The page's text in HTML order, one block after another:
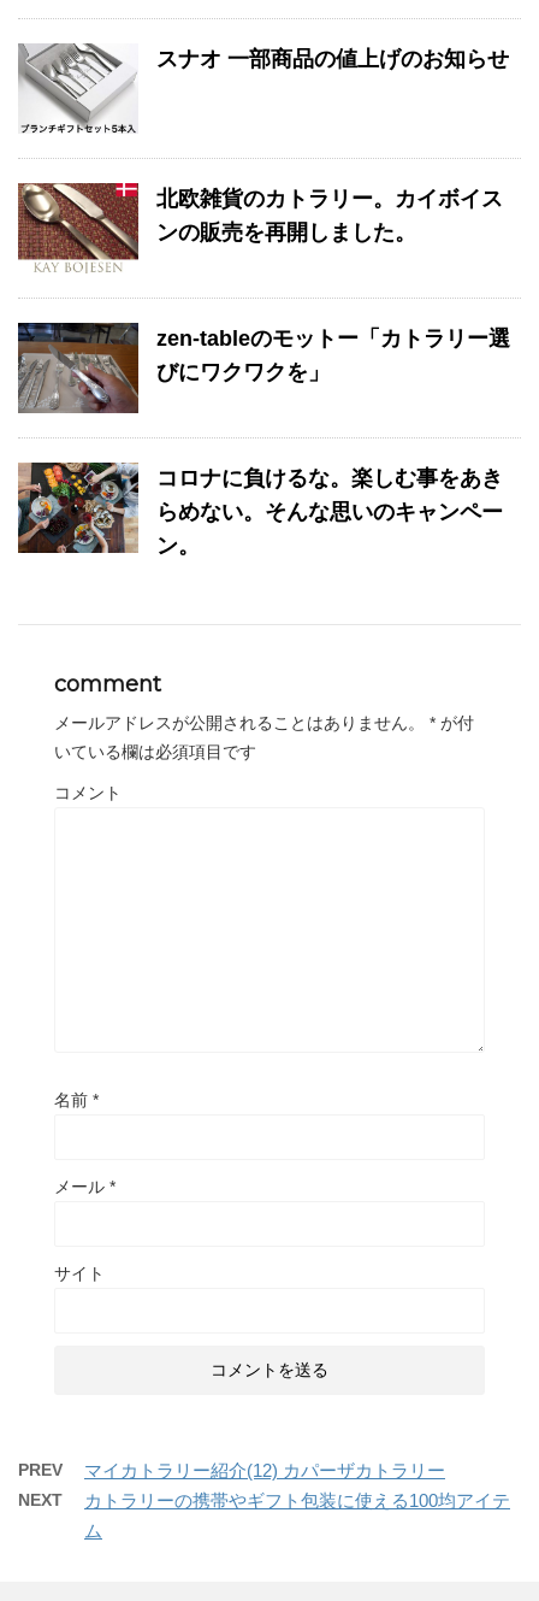
スナオ 一部商品の値上げのお知らせ
北欧雑貨のカトラリー。カイボイス
ンの販売を再開しました。
zen-tableのモットー「カトラリー選
びにワクワクを」
コロナに負けるな。楽しむ事をあき
らめない。そんな思いのキャンペー
ン。
comment
メールアドレスが公開されることはありません。 * が付
いている欄は必須項目です
コメント
名前 *
メール *
サイト
PREV マイカトラリー紹介(12) カパーザカトラリー
NEXT
カトラリーの携帯やギフト包装に使える100均アイテ
ム